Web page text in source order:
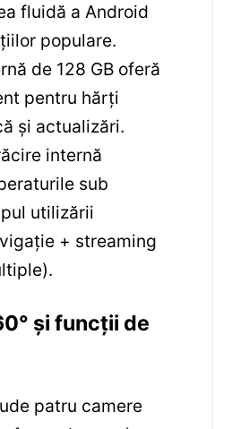
fluidă a Android
populare.
de 128 GB oferă
pentru hărți
și actualizări.
internă
sub
utilizării
+ streaming
și funcții de
patru camere